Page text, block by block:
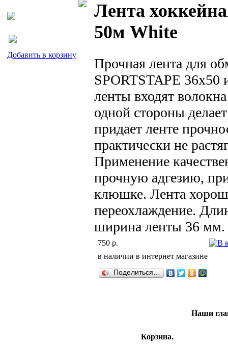
Добавить в корзину
Лента
50м White
Прочная лента для
SPORTSTAPE 36х50
ленты входят
одной стороны
придает ленте
практически не
Применение
прочную адгезию,
клюшке. Лента
переохлаждение.
ширина ленты 36 мм.
750 р.
в наличии в интернет магазине
Поделиться…
Наши
Корзина.